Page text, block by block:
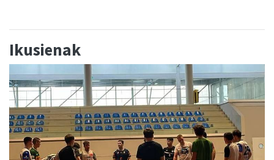
Ikusienak